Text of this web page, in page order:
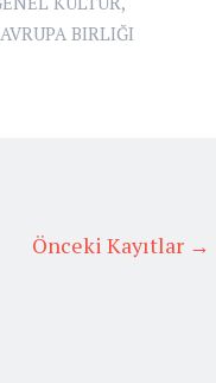
BIRLIĞI
Önceki Kayıtlar →